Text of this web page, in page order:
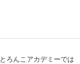
とろんこアカデミーでは